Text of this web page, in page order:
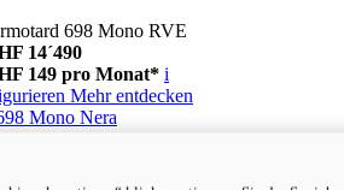
698 Mono RVE
14´490
149 pro Monat* i
Mehr entdecken
Mono Nera
13´990